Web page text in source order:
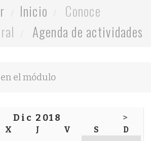
Inicio
Conoce
Agenda de actividades
Dic 2018 >
X J V S D